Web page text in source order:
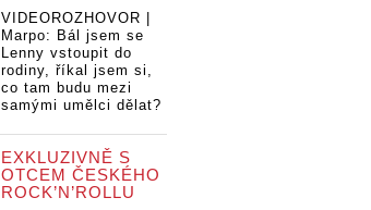
VIDEOROZHOVOR |
Marpo: Bál jsem se
Lenny vstoupit do
rodiny, říkal jsem si,
co tam budu mezi
samými umělci dělat?
EXKLUZIVNĚ S
OTCEM ČESKÉHO
ROCK’N’ROLLU